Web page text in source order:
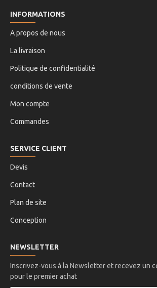
INFORMATIONS
A propos de nous
La livraison
Politique de confidentialité
conditions de vente
Mon compte
Commandes
SERVICE CLIENT
Devis
Contact
Plan de site
Conception
NEWSLETTER
Inscrivez-vous à la Newsletter et recevez un
pour le premier achat